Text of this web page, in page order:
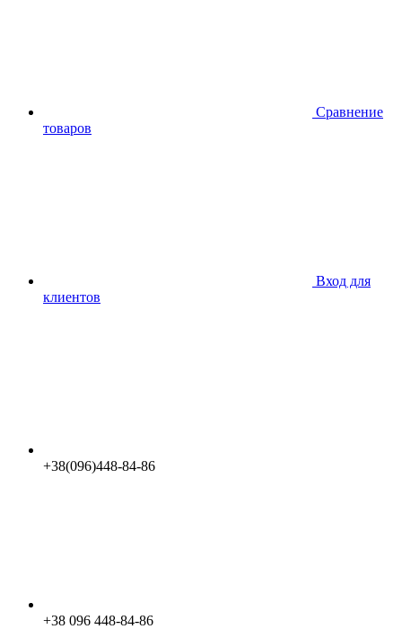
Сравнение
товаров
Вход для
клиентов
+38(096)448-84-86
+38 096 448-84-86